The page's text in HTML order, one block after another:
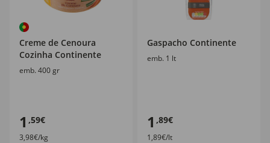
Creme de Cenoura
Cozinha Continente
emb. 400 gr
1 ,59€
3,98€/kg
Gaspacho Continente
emb. 1 lt
1 ,89€
1,89€/lt